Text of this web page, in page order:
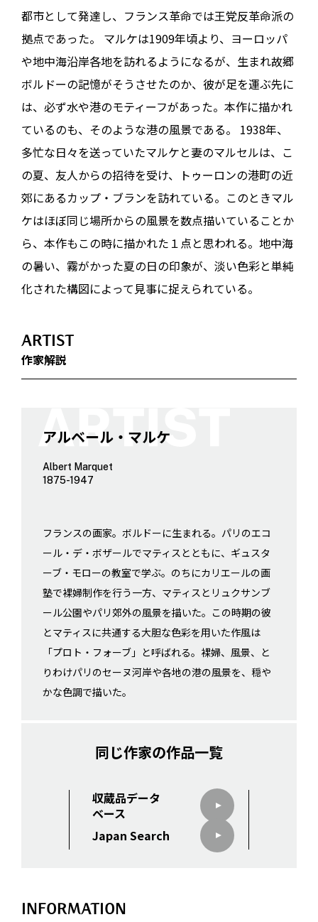
都市として発達し、フランス革命では王党反革命派の
拠点であった。 マルケは1909年頃より、ヨーロッパ
や地中海沿岸各地を訪れるようになるが、生まれ故郷
ボルドーの記憶がそうさせたのか、彼が足を運ぶ先に
は、必ず水や港のモティーフがあった。本作に描かれ
ているのも、そのような港の風景である。 1938年、
多忙な日々を送っていたマルケと妻のマルセルは、こ
の夏、友人からの招待を受け、トゥーロンの港町の近
郊にあるカップ・ブランを訪れている。このときマル
ケはほぼ同じ場所からの風景を数点描いていることか
ら、本作もこの時に描かれた１点と思われる。地中海
の暑い、霧がかった夏の日の印象が、淡い色彩と単純
化された構図によって見事に捉えられている。
ARTIST
作家解説
アルベール・マルケ
Albert Marquet
1875-1947
フランスの画家。ボルドーに生まれる。パリのエコ
ール・デ・ボザールでマティスとともに、ギュスタ
ーブ・モローの教室で学ぶ。のちにカリエールの画
塾で裸婦制作を行う一方、マティスとリュクサンブ
ール公園やパリ郊外の風景を描いた。この時期の彼
とマティスに共通する大胆な色彩を用いた作風は
「プロト・フォーブ」と呼ばれる。裸婦、風景、と
りわけパリのセーヌ河岸や各地の港の風景を、穏や
かな色調で描いた。
同じ作家の作品一覧
収蔵品データ
ベース
Japan Search
INFORMATION